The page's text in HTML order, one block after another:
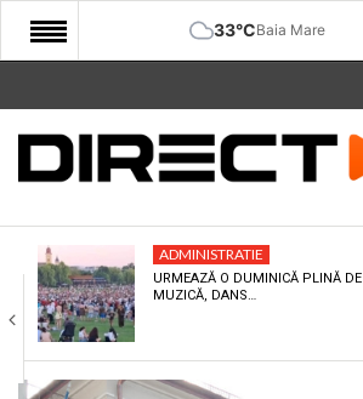
33°CBaia Mare
START
COMUNITATE
CULTURA
ECONOMIE
SANATATE
ADMINISTRATIE
URMEAZĂ O DUMINICĂ PLINĂ DE
MUZICĂ, DANS…